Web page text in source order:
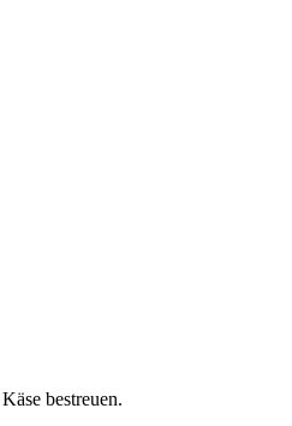
bestreuen.